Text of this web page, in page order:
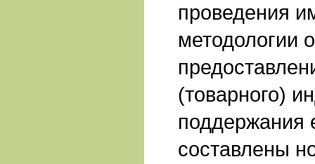
проведения
методологии
(товарного)
поддержания
составлены